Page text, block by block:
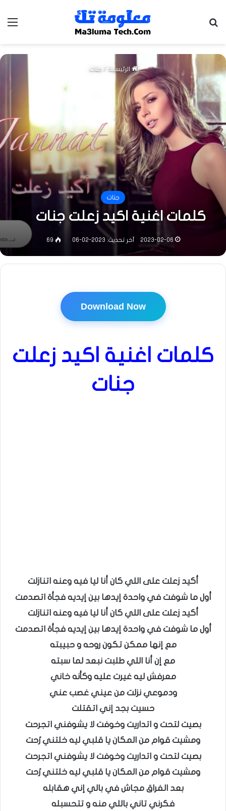
الرئيسية / جنات
جنات
كلمات اغنية اكيد زعلت جنات
2023-02-06 آخر تحديث: 2023-02-06 69
Download Now
كلمات اغنية اكيد زعلت
جنات
أكيد زعلت على اللي كان أنا ليا فيه وعنه اتنازلت
أول ما شوفت في واحدة إيدها بين إيديه فجأة اتصدمت
أكيد زعلت على اللي كان أنا ليا فيه وعنه اتنازلت
أول ما شوفت في واحدة إيدها بين إيديه فجأة اتصدمت
مع إنها ممكن تكون روحه و حبيبته
مع إن أنا اللي طلبت نبعد لما سبته
معرفش ليه غيرت عليه وكأنه خاني
ودموعي نزلت من عيني غصب عني
حسيت بجد إني اتقتلت
بصيت لتحت و اتداريت وخوفت لا يشوفني اتجرحت
ومشيت قوام من المكان يا قلبي ليه خلتني رُحت
بصيت لتحت و اتداريت وخوفت لا يشوفني اتجرحت
ومشيت قوام من المكان يا قلبي ليه خلتني رُحت
بعد الفراق مجاش في بالي إني هقابله
فكرني تاني باللي منه و تتحسبله